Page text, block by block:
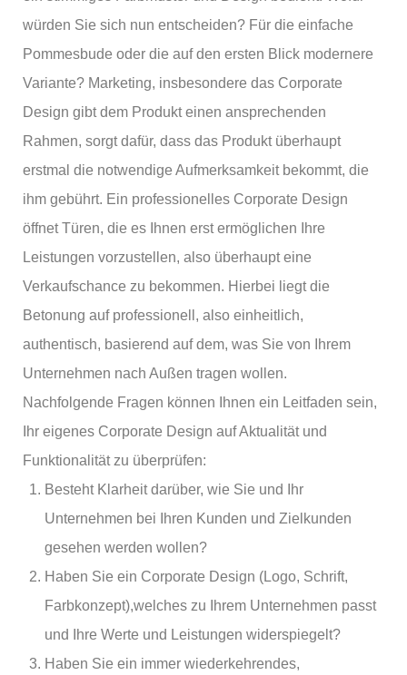
würden Sie sich nun entscheiden? Für die einfache
Pommesbude oder die auf den ersten Blick modernere
Variante? Marketing, insbesondere das Corporate
Design gibt dem Produkt einen ansprechenden
Rahmen, sorgt dafür, dass das Produkt überhaupt
erstmal die notwendige Aufmerksamkeit bekommt, die
ihm gebührt. Ein professionelles Corporate Design
öffnet Türen, die es Ihnen erst ermöglichen Ihre
Leistungen vorzustellen, also überhaupt eine
Verkaufschance zu bekommen. Hierbei liegt die
Betonung auf professionell, also einheitlich,
authentisch, basierend auf dem, was Sie von Ihrem
Unternehmen nach Außen tragen wollen.
Nachfolgende Fragen können Ihnen ein Leitfaden sein,
Ihr eigenes Corporate Design auf Aktualität und
Funktionalität zu überprüfen:
Besteht Klarheit darüber, wie Sie und Ihr
Unternehmen bei Ihren Kunden und Zielkunden
gesehen werden wollen?
Haben Sie ein Corporate Design (Logo, Schrift,
Farbkonzept),welches zu Ihrem Unternehmen passt
und Ihre Werte und Leistungen widerspiegelt?
Haben Sie ein immer wiederkehrendes,